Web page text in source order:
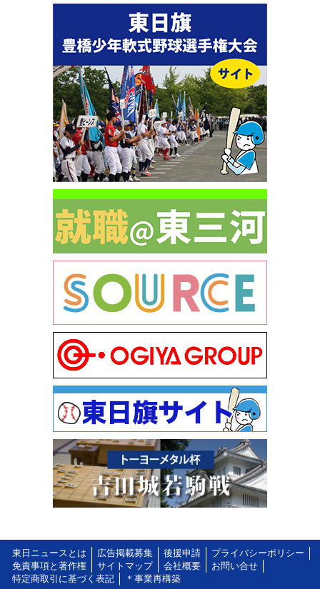
東日ニュースとは 広告掲載募集 後援申請
プライバシーポリシー
免責事項と著作権
サイトマップ 会社概要
お問い合せ
特定商取引に基づく表記
＊事業再構築